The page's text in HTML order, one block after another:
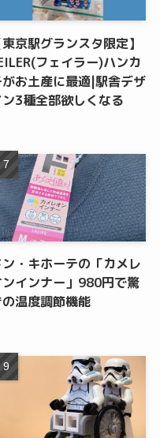
東京駅グランスタ限定】
フェイラー)ハンカ
がお土産に最適|駅舎デザ
ン3種全部欲しくなる
ン・キホーテの「カメレ
ンインナー」980円で驚
の温度調節機能